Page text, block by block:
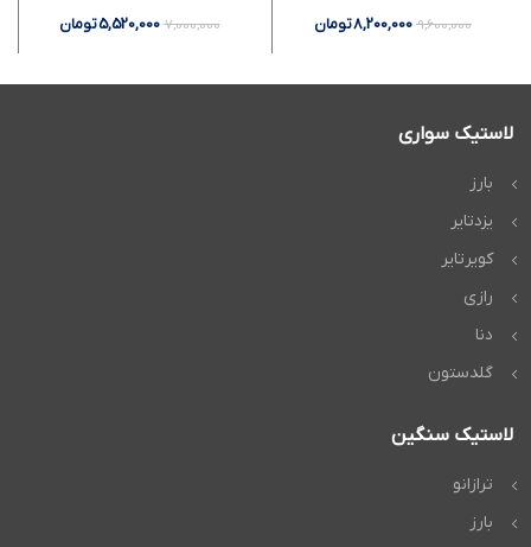
9,600,000
8,200,000تومان 7,000,000
5,520,000تومان
لاستیک سواری
بارز
یزدتایر
کویرتایر
رازی
دنا
گلدستون
لاستیک سنگین
ترازانو
بارز